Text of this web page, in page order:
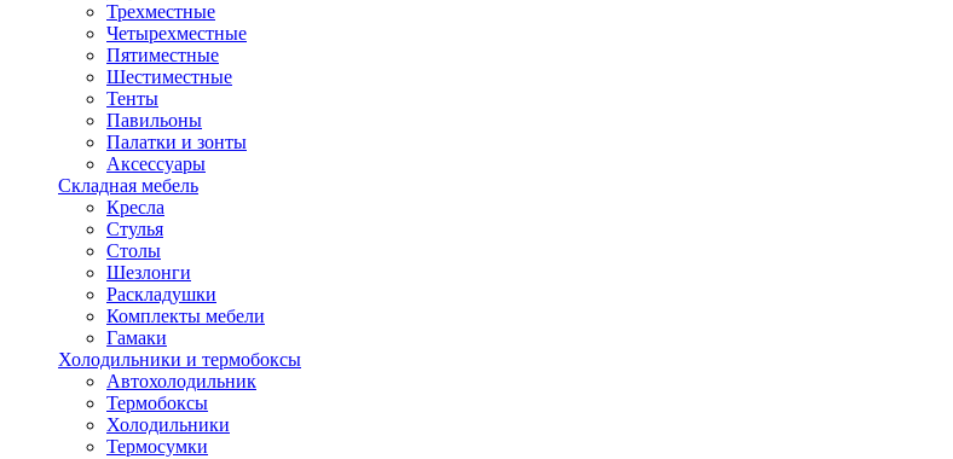
Трехместные
Четырехместные
Пятиместные
Шестиместные
Тенты
Павильоны
Палатки и зонты
Аксессуары
Складная мебель
Кресла
Стулья
Столы
Шезлонги
Раскладушки
Комплекты мебели
Гамаки
Холодильники и термобоксы
Автохолодильник
Термобоксы
Холодильники
Термосумки